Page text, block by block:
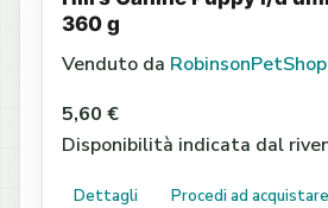
360 g
Venduto da RobinsonPetShop
5,60 €
Disponibilità indicata dal
Dettagli Procedi ad acquistare